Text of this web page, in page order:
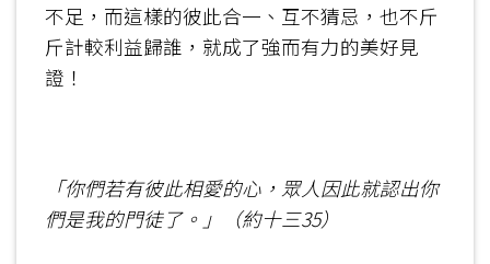
不足，而這樣的彼此合一、互不猜忌，也不斤
斤計較利益歸誰，就成了強而有力的美好見
證！
「你們若有彼此相愛的心，眾人因此就認出你
們是我的門徒了。」
（約十三35）